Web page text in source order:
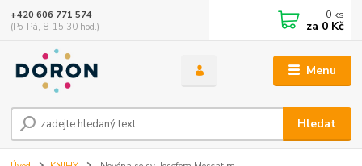
Menu
Hledat
+420 606 771 574
(Po-Pá, 8-15:30 hod.)
0 ks
za 0 Kč